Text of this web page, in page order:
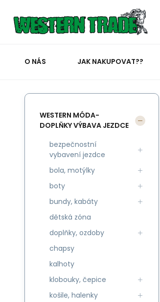
O NÁS JAK NAKUPOVAT??
WESTERN MÓDA-
DOPLŇKY VÝBAVA JEZDCE
bezpečnostní
vybavení jezdce
bola, motýlky
boty
bundy, kabáty
dětská zóna
doplňky, ozdoby
chapsy
kalhoty
klobouky, čepice
košile, halenky